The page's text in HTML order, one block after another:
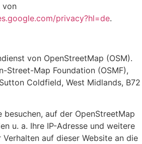
von
privacy?hl=de.
von OpenStreetMap (OSM).
Street-Map Foundation (OSMF),
Coldfield, West Midlands, B72
besuchen, auf der OpenStreetMap
u. a. Ihre IP-Adresse und weitere
auf dieser Website an die